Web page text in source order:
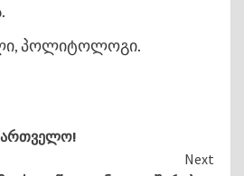
პოლიტოლოგი.
Next